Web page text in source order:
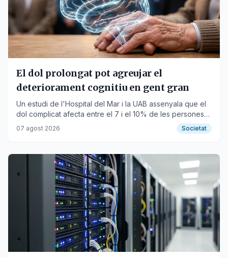
El dol prolongat pot agreujar el
deteriorament cognitiu en gent gran
Un estudi de l'Hospital del Mar i la UAB assenyala que el
dol complicat afecta entre el 7 i el 10% de les persones
majors de 60 anys.
07 agost 2026 Societat